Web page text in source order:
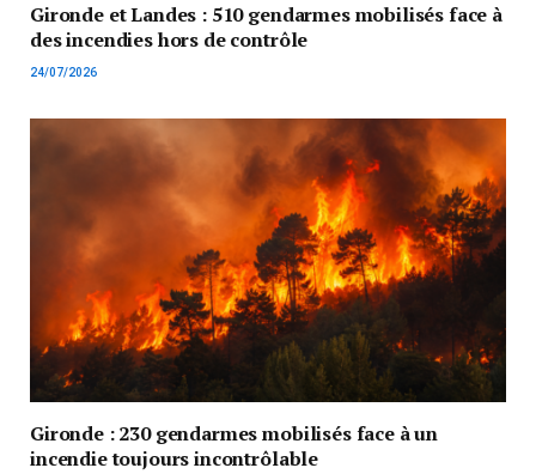
Gironde et Landes : 510 gendarmes mobilisés face à
des incendies hors de contrôle
24/07/2026
Gironde : 230 gendarmes mobilisés face à un
incendie toujours incontrôlable